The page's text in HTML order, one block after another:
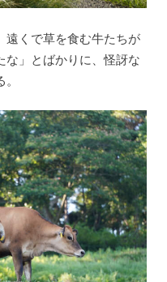
遠くで草を食む牛たちが
な」とばかりに、怪訝な